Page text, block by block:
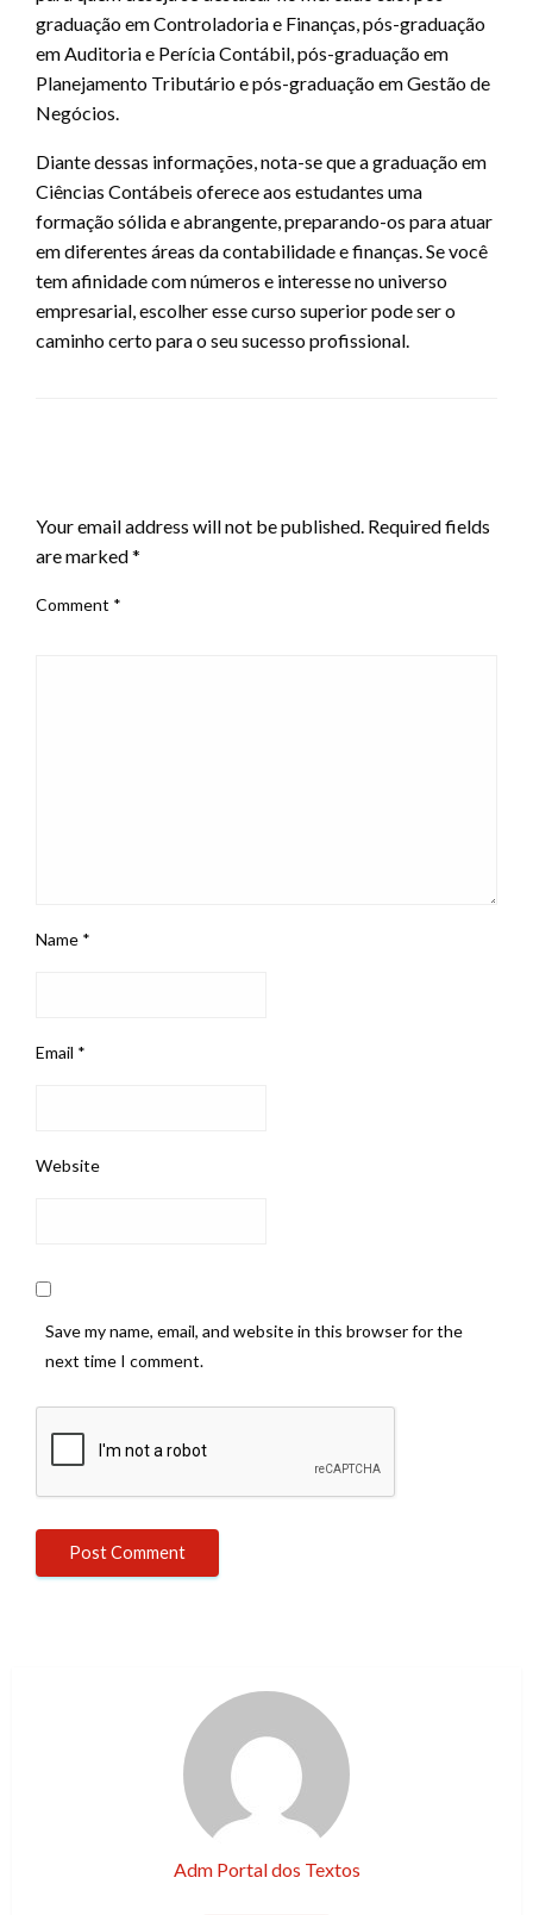
graduação em Controladoria e Finanças, pós-graduação
em Auditoria e Perícia Contábil, pós-graduação em
Planejamento Tributário e pós-graduação em Gestão de
Negócios.
Diante dessas informações, nota-se que a graduação em
Ciências Contábeis oferece aos estudantes uma
formação sólida e abrangente, preparando-os para atuar
em diferentes áreas da contabilidade e finanças. Se você
tem afinidade com números e interesse no universo
empresarial, escolher esse curso superior pode ser o
caminho certo para o seu sucesso profissional.
Your email address will not be published. Required fields
are marked*
Comment *
Name *
Email *
Website
Save my name, email, and website in this browser for the
next time I comment.
Adm Portal dos Textos